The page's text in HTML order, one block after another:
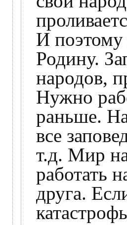
И поэтому
Родину.
народов,
Нужно
раньше.
все
т.д. Мир
работать
друга.